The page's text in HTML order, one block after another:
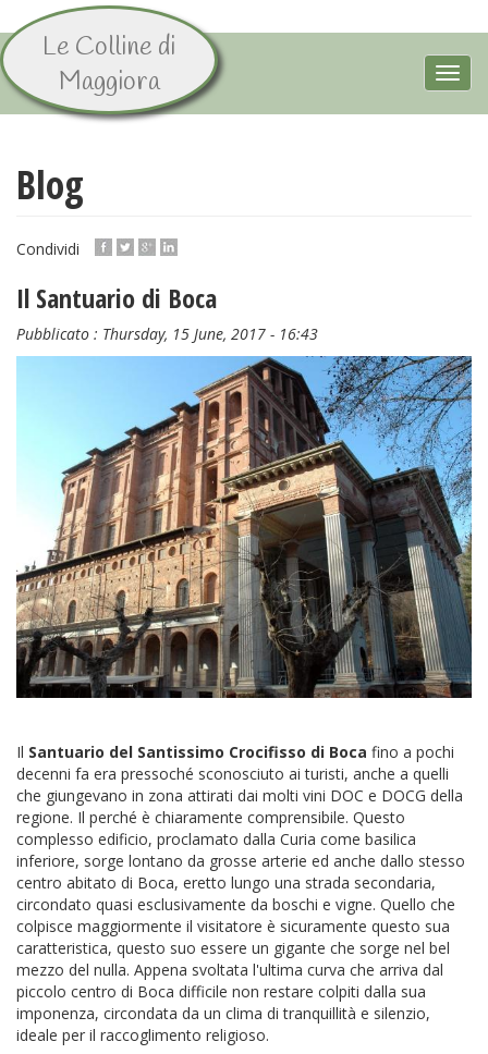
Skip
to
main
content
Le Colline di
Maggiora
Blog
Condividi
Il Santuario di Boca
Pubblicato : Thursday, 15 June, 2017 - 16:43
Il Santuario del Santissimo Crocifisso di Boca fino a pochi
decenni fa era pressoché sconosciuto ai turisti, anche a quelli
che giungevano in zona attirati dai molti vini DOC e DOCG della
regione. Il perché è chiaramente comprensibile. Questo
complesso edificio, proclamato dalla Curia come basilica
inferiore, sorge lontano da grosse arterie ed anche dallo stesso
centro abitato di Boca, eretto lungo una strada secondaria,
circondato quasi esclusivamente da boschi e vigne. Quello che
colpisce maggiormente il visitatore è sicuramente questo sua
caratteristica, questo suo essere un gigante che sorge nel bel
mezzo del nulla. Appena svoltata l'ultima curva che arriva dal
piccolo centro di Boca difficile non restare colpiti dalla sua
imponenza, circondata da un clima di tranquillità e silenzio,
ideale per il raccoglimento religioso.